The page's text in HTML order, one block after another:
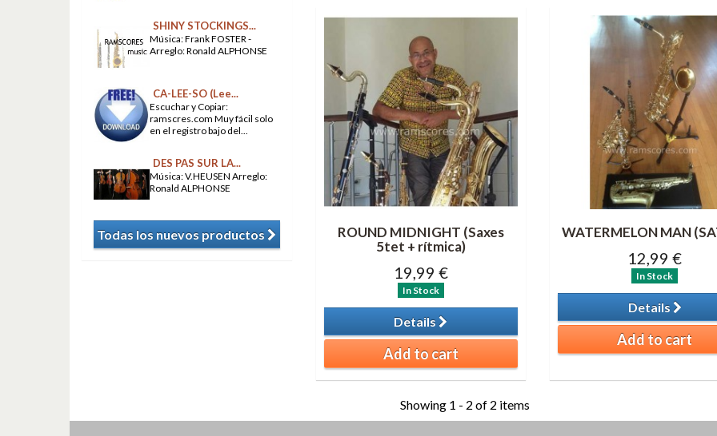
ROUND MIDNIGHT (Saxes
5tet + rítmica)
19,99 €
In Stock
Details
Add to cart
WATERMELON MAN
12,99 €
In Stock
Details
Add to cart
Showing 1 - 2 of 2 items
SHINY STOCKINGS...
Música: Frank FOSTER -
Arreglo: Ronald ALPHONSE
CA-LEE-SO (Lee...
Escuchar y Copiar:
ramscres.com Muy fácil solo
en el registro bajo del...
DES PAS SUR LA...
Música: V.HEUSEN Arreglo:
Ronald ALPHONSE
Todas los nuevos productos